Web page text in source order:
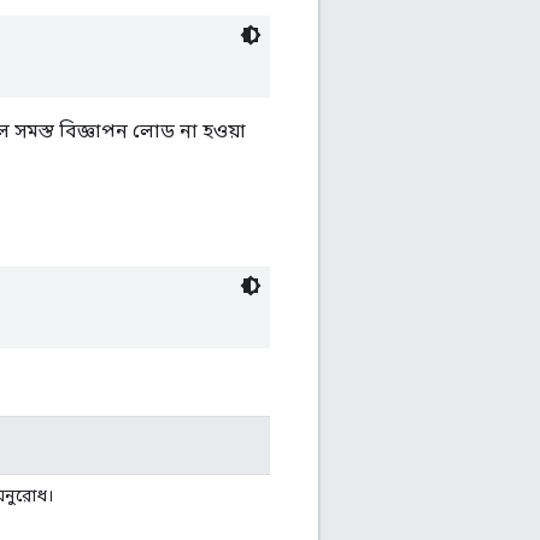
সমস্ত বিজ্ঞাপন লোড না হওয়া